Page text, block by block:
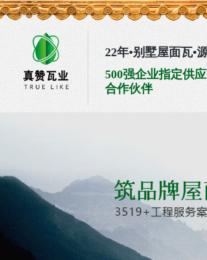
22年•别墅屋面瓦•
500强企业指定供
合作伙伴